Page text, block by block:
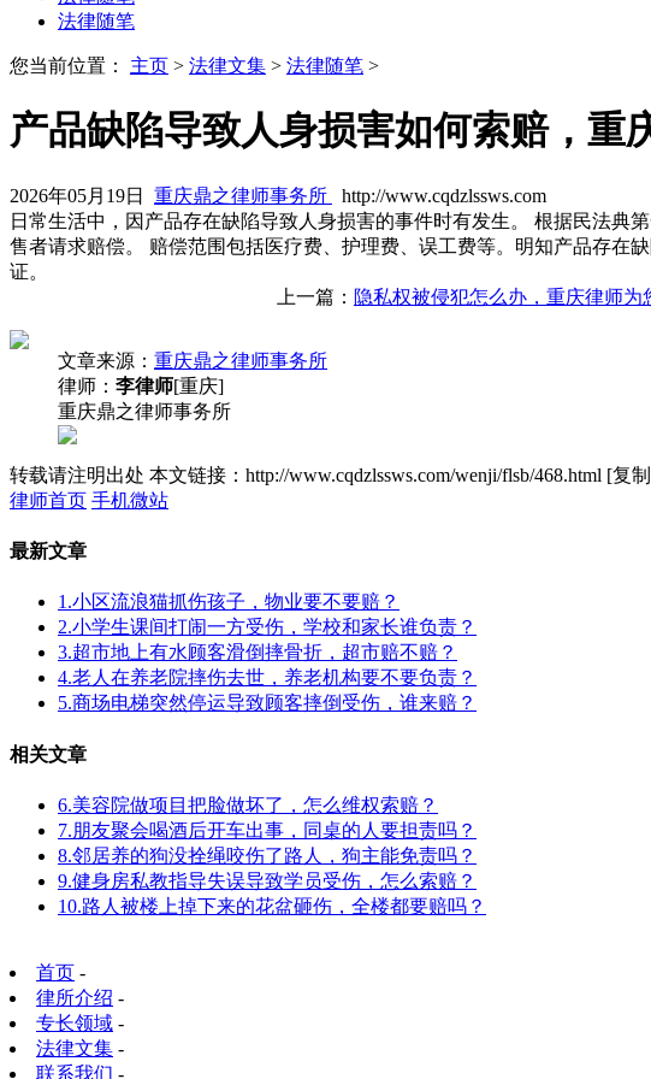
法律随笔
您当前位置： 主页 > 法律文集 > 法律随笔 >
产品缺陷导致人身损害如何索赔，重
2026年05月19日 重庆鼎之律师事务所
http://www.cqdzlssws.com
日常生活中，因产品存在缺陷导致人身损害的事件时有发生。 根据民法典
售者请求赔偿。 赔偿范围包括医疗费、护理费、误工费等。明知产品存在
证。
上一篇： 隐私权被侵犯怎么办，重庆律师为
文章来源： 重庆鼎之律师事务所
律师： 李律师[重庆]
重庆鼎之律师事务所
转载请注明出处 本文链接：http://www.cqdzlssws.com/wenji/flsb/468.html [复
律师首页 手机微站
最新文章
1.小区流浪猫抓伤孩子，物业要不要赔？
2.小学生课间打闹一方受伤，学校和家长谁负责？
3.超市地上有水顾客滑倒摔骨折，超市赔不赔？
4.老人在养老院摔伤去世，养老机构要不要负责？
5.商场电梯突然停运导致顾客摔倒受伤，谁来赔？
相关文章
6.美容院做项目把脸做坏了，怎么维权索赔？
7.朋友聚会喝酒后开车出事，同桌的人要担责吗？
8.邻居养的狗没拴绳咬伤了路人，狗主能免责吗？
9.健身房私教指导失误导致学员受伤，怎么索赔？
10.路人被楼上掉下来的花盆砸伤，全楼都要赔吗？
首页 -
律所介绍 -
专长领域 -
法律文集 -
联系我们 -